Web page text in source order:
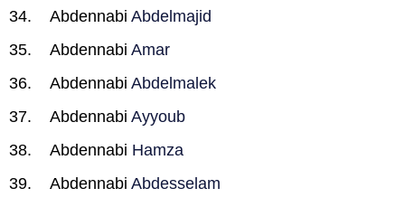
Abdennabi Abdelmajid
Abdennabi Amar
Abdennabi Abdelmalek
Abdennabi Ayyoub
Abdennabi Hamza
Abdennabi Abdesselam